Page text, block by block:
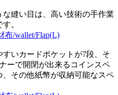
縫い目は、高い技術の手作業
。
いカードポケットが7段、そ
ーで開閉が出来るコインスペ
その他紙幣が収納可能なスペ